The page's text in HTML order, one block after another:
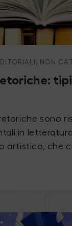
, NON
sono
in
artistico, che